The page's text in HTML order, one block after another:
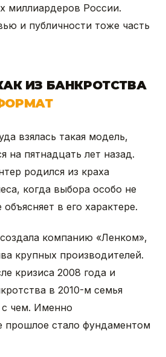
миллиардеров России.
и публичности тоже часть
ИЗ БАНКРОТСТВА
взялась такая модель,
на пятнадцать лет назад.
родился из краха
когда выбора особо не
в его характере.
компанию «Ленком»,
крупных производителей.
кризиса 2008 года и
в 2010-м семья
с чем. Именно
прошлое стало фундаментом